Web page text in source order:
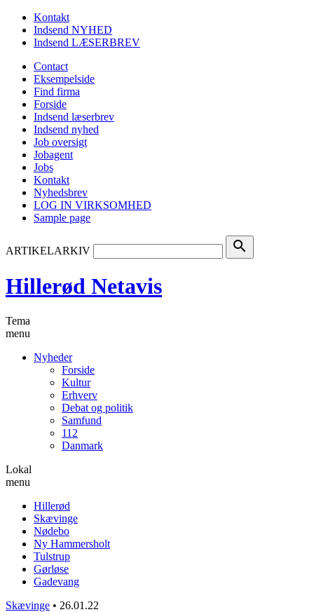
Kontakt
Indsend NYHED
Indsend LÆSERBREV
Contact
Eksempelside
Find firma
Forside
Indsend læserbrev
Indsend nyhed
Job oversigt
Jobagent
Jobs
Kontakt
Nyhedsbrev
LOG IN VIRKSOMHED
Sample page
ARTIKELARKIV search
Hillerød Netavis
Tema
menu
Nyheder
Forside
Kultur
Erhverv
Debat og politik
Samfund
112
Danmark
Lokal
menu
Hillerød
Skævinge
Nødebo
Ny Hammersholt
Tulstrup
Gørløse
Gadevang
Skævinge • 26.01.22